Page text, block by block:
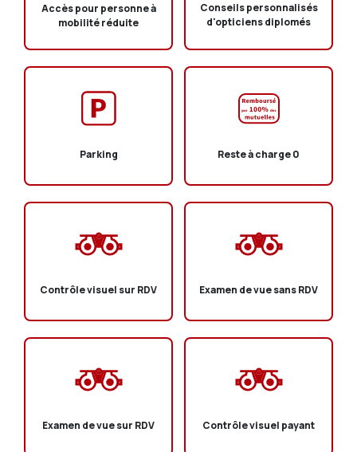
Accès pour personne à
mobilité réduite
Conseils personnalisés
d'opticiens diplomés
Parking Reste à charge 0
Contrôle visuel sur RDV Examen de vue sans RDV
Examen de vue sur RDV Contrôle visuel payant